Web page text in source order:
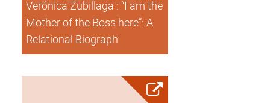
Verónica Zubillaga : “I am the
Mother of the Boss here”: A
Relational Biograph